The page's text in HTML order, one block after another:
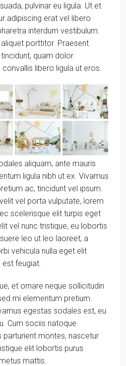
pulvinar eu ligula. Ut et
adipiscing erat vel libero
interdum vestibulum.
porttitor. Praesent
quam dolor
libero ligula ut eros.
aliquam, ante mauris
ligula nibh ut ex. Vivamus
ac, tincidunt vel ipsum.
vel porta vulputate, lorem
scelerisque elit turpis eget
vel nunc tristique, eu lobortis
leo ut leo laoreet, a
vehicula nulla eget elit
est feugiat.
et ornare neque sollicitudin
mi elementum pretium.
egestas sodales est, eu
Cum sociis natoque
parturient montes, nascetur
elit lobortis purus
mattis.